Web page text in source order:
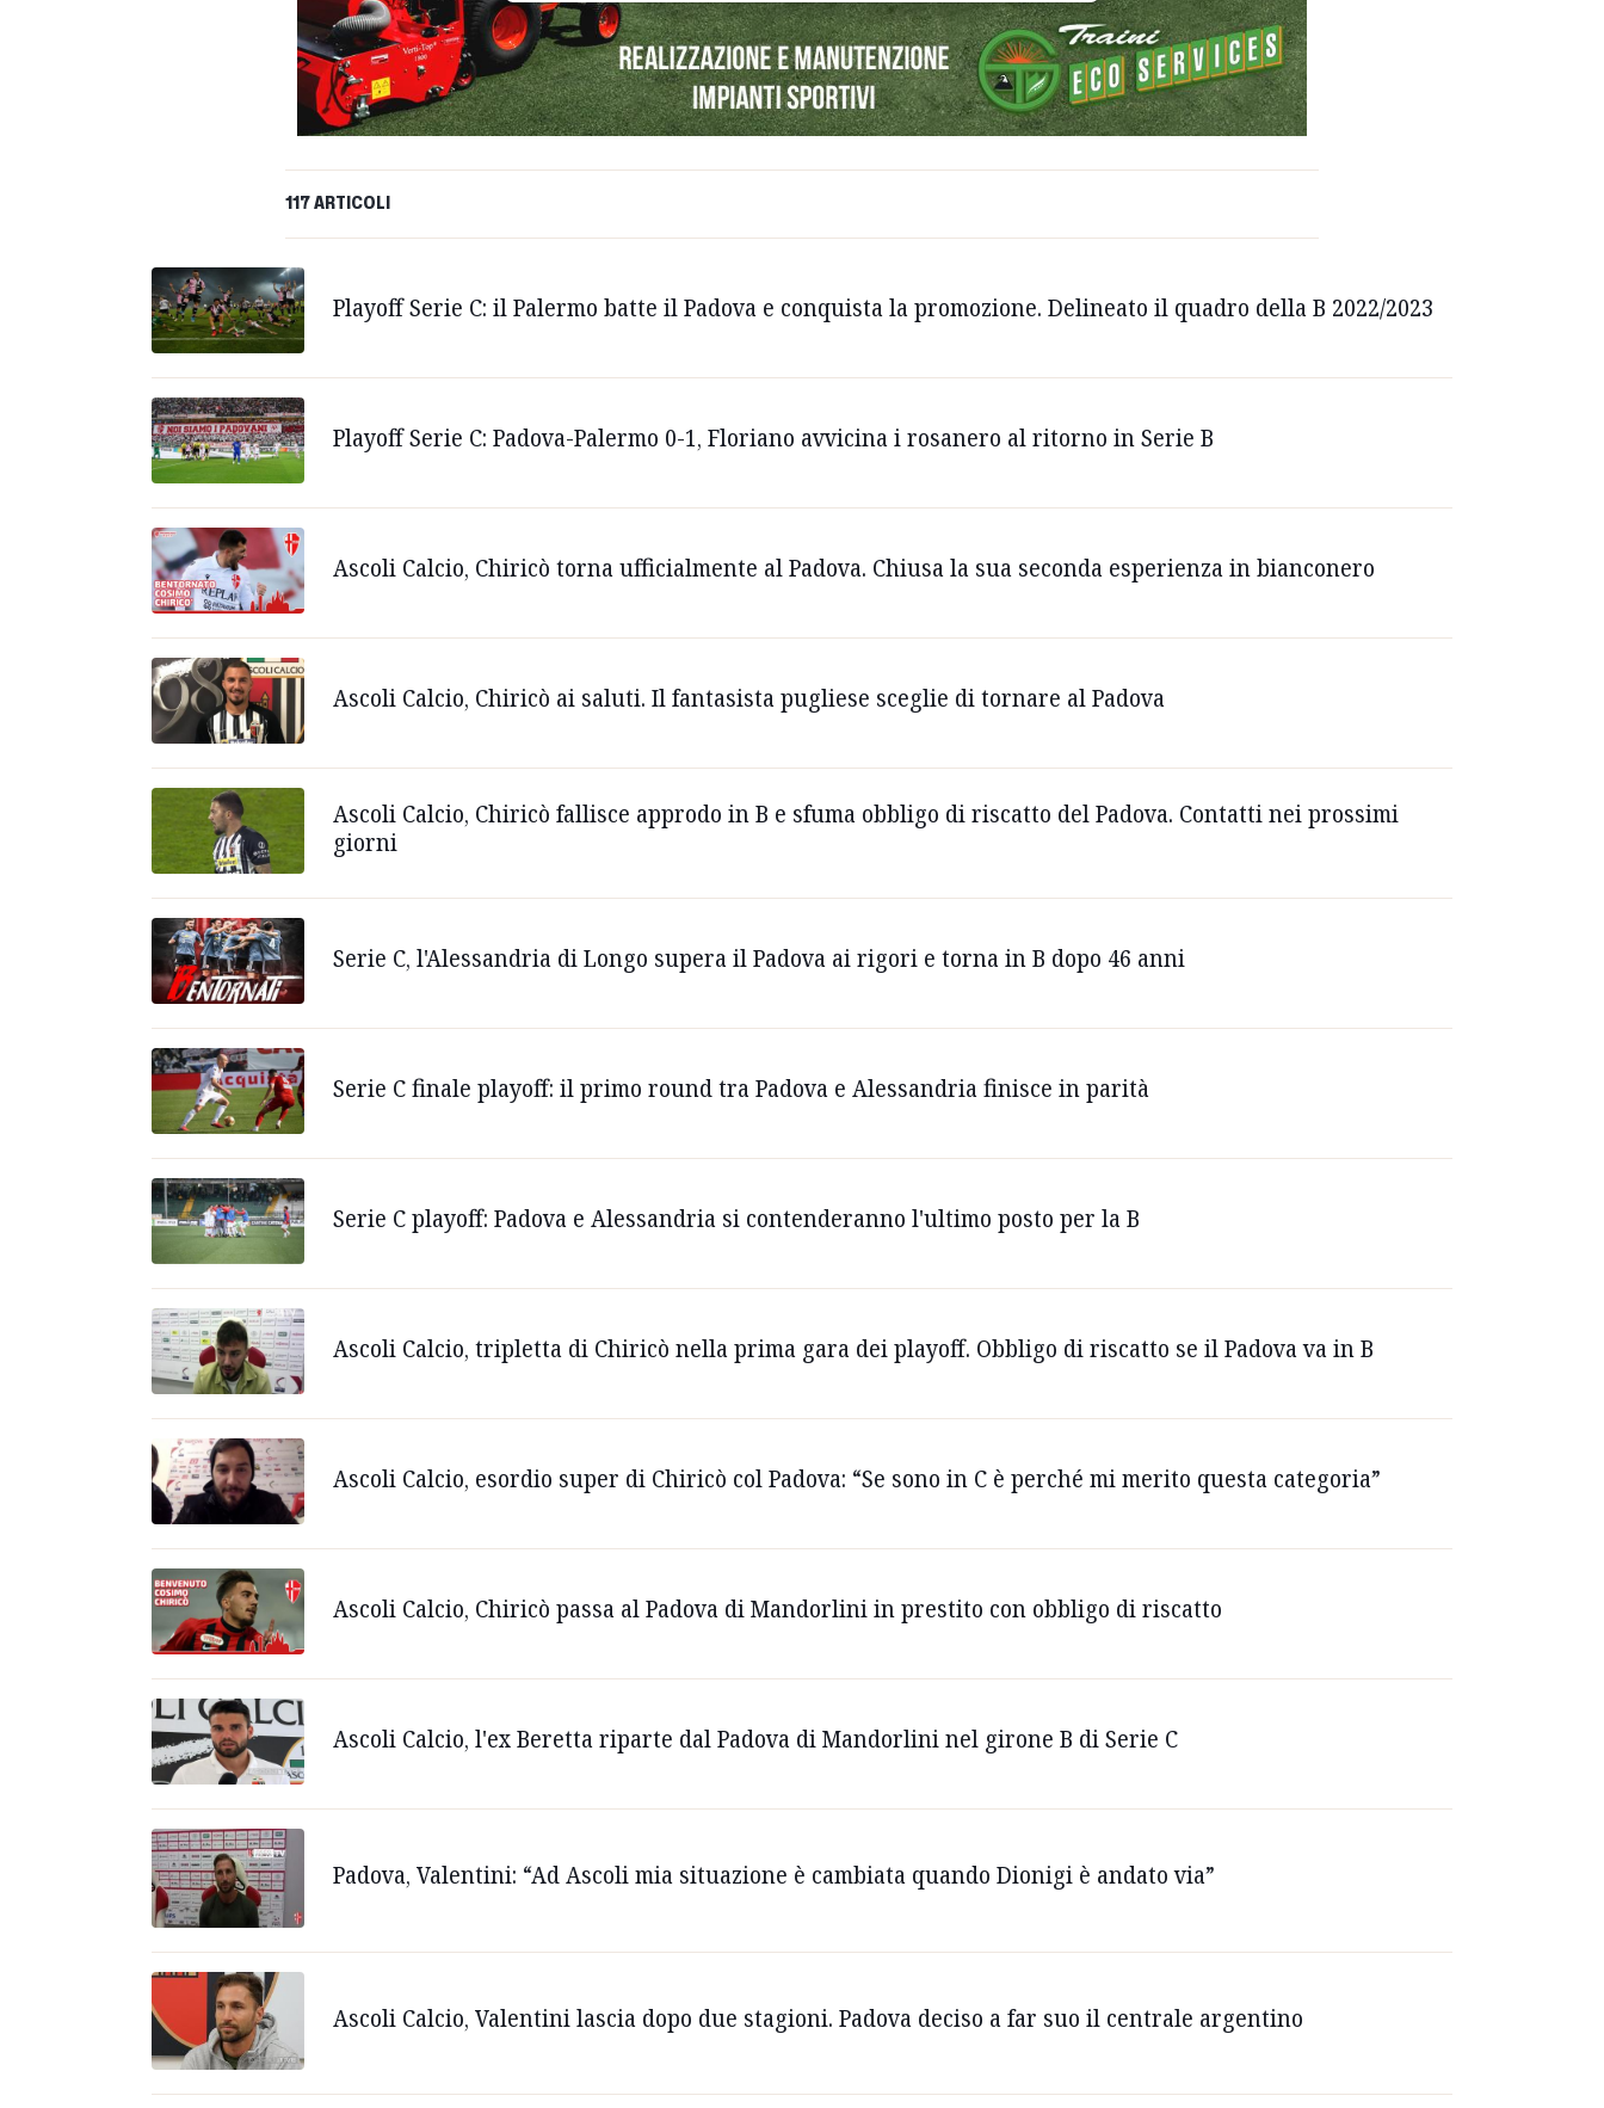
117 ARTICOLI
Playoff Serie C: il Palermo batte il Padova e conquista la promozione. Delineato il quadro della B 2022/2023
Playoff Serie C: Padova-Palermo 0-1, Floriano avvicina i rosanero al ritorno in Serie B
Ascoli Calcio, Chiricò torna ufficialmente al Padova. Chiusa la sua seconda esperienza in bianconero
Ascoli Calcio, Chiricò ai saluti. Il fantasista pugliese sceglie di tornare al Padova
Ascoli Calcio, Chiricò fallisce approdo in B e sfuma obbligo di riscatto del Padova. Contatti nei prossimi
giorni
Serie C, l'Alessandria di Longo supera il Padova ai rigori e torna in B dopo 46 anni
Serie C finale playoff: il primo round tra Padova e Alessandria finisce in parità
Serie C playoff: Padova e Alessandria si contenderanno l'ultimo posto per la B
Ascoli Calcio, tripletta di Chiricò nella prima gara dei playoff. Obbligo di riscatto se il Padova va in B
Ascoli Calcio, esordio super di Chiricò col Padova: “Se sono in C è perché mi merito questa categoria”
Ascoli Calcio, Chiricò passa al Padova di Mandorlini in prestito con obbligo di riscatto
Ascoli Calcio, l'ex Beretta riparte dal Padova di Mandorlini nel girone B di Serie C
Padova, Valentini: “Ad Ascoli mia situazione è cambiata quando Dionigi è andato via”
Ascoli Calcio, Valentini lascia dopo due stagioni. Padova deciso a far suo il centrale argentino